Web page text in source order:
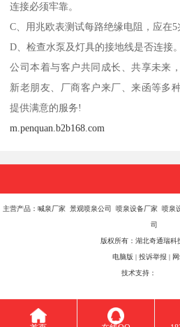
连接必须牢靠。
C、用兆欧表测试每路绝缘电阻，应在5
D、检查水泵及灯具的接地线是否连接。
公司本着与客户共同成长、共享未来
新老朋友、厂商客户来厂、来函等多
提供满意的服务!
m.penquan.b2b168.com
主营产品：喊泉厂家 景观喷泉公司 喷泉设备厂家 喷泉
司
版权所有：湖北奇通瑞科
电脑版 | 投诉举报 |
技术支持：